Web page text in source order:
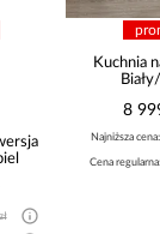
Kuchnia
8
Najniższa
Cena